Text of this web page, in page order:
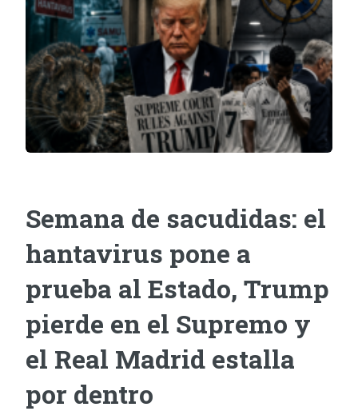
Semana de sacudidas: el
hantavirus pone a
prueba al Estado, Trump
pierde en el Supremo y
el Real Madrid estalla
por dentro